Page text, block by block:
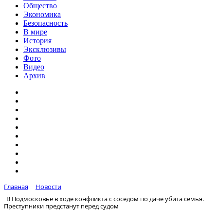
Общество
Экономика
Безопасность
В мире
История
Эксклюзивы
Фото
Видео
Архив
Главная
Новости
В Подмосковье в ходе конфликта с соседом по даче убита семья.
Преступники предстанут перед судом